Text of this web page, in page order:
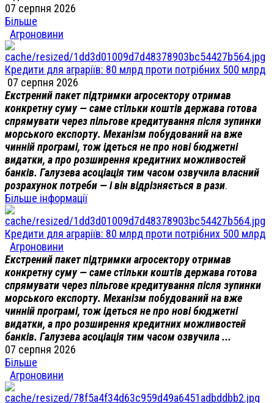
07 серпня 2026
Більше
Агроновини
Кредити для аграріїв: 80 млрд проти потрібних 500 млрд
07 серпня 2026
Екстрений пакет підтримки агросектору отримав
конкретну суму — саме стільки коштів держава готова
спрямувати через пільгове кредитування після зупинки
морського експорту. Механізм побудований на вже
чинній програмі, тож ідеться не про нові бюджетні
видатки, а про розширення кредитних можливостей
банків. Галузева асоціація тим часом озвучила власний
розрахунок потреби — і він відрізняється в рази.
Більше інформації
Кредити для аграріїв: 80 млрд проти потрібних 500 млрд
Агроновини
Екстрений пакет підтримки агросектору отримав
конкретну суму — саме стільки коштів держава готова
спрямувати через пільгове кредитування після зупинки
морського експорту. Механізм побудований на вже
чинній програмі, тож ідеться не про нові бюджетні
видатки, а про розширення кредитних можливостей
банків. Галузева асоціація тим часом озвучила ...
07 серпня 2026
Більше
Агроновини